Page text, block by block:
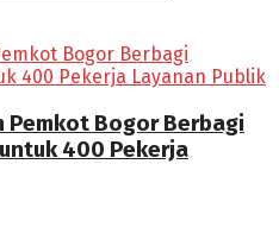
Pemkot Bogor Berbagi
400 Pekerja